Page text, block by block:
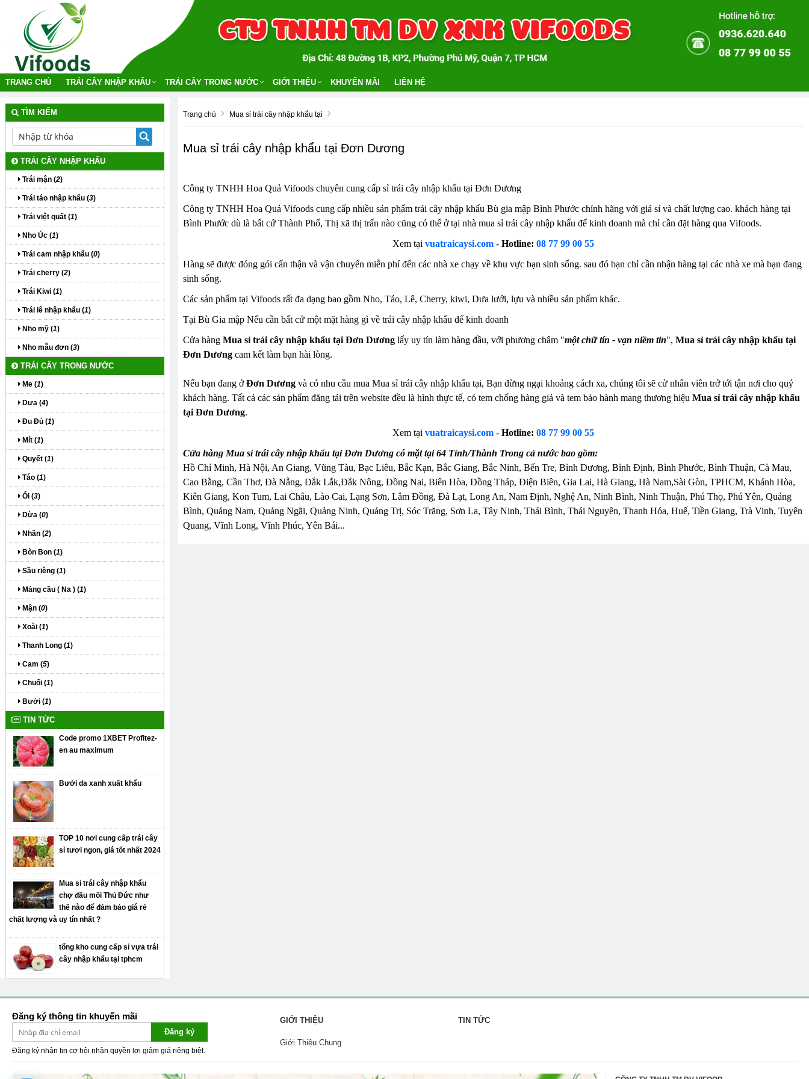
TRANG CHỦ TRÁI CÂY NHẬP KHẨU TRÁI CÂY TRONG NƯỚC GIỚI THIỆU KHUYẾN MÃI LIÊN HỆ
Trang chủ Mua sỉ trái cây nhập khẩu tại
Mua sỉ trái cây nhập khẩu tại Đơn Dương
Công ty TNHH Hoa Quả Vifoods chuyên cung cấp sỉ trái cây nhập khẩu tại Đơn Dương
Công ty TNHH Hoa Quả Vifoods cung cấp nhiều sản phẩm trái cây nhập khẩu Bù gia mập Bình Phước chính hãng với giá sỉ và chất lượng cao. khách hàng tại
Bình Phước dù là bất cứ Thành Phố, Thị xã thị trấn nào cũng có thể ở tại nhà mua sỉ trái cây nhập khẩu để kinh doanh mà chỉ cần đặt hàng qua Vifoods.
Xem tạivuatraicaysi.com -Hotline:08 77 99 00 55
Hàng sẽ được đóng gói cẩn thận và vận chuyển miễn phí đến các nhà xe chạy về khu vực bạn sinh sống. sau đó bạn chỉ cần nhận hàng tại các nhà xe mà bạn đang
sinh sống.
Các sản phẩm tại Vifoods rất đa dạng bao gồm Nho, Táo, Lê, Cherry, kiwi, Dưa lưới, lựu và nhiều sản phẩm khác.
Tại Bù Gia mập Nếu cần bất cứ một mặt hàng gì về trái cây nhập khẩu để kinh doanh
Cửa hàng Mua sỉ trái cây nhập khẩu tại Đơn Dươnglấy uy tín làm hàng đầu, với phương châm "một chữ tín - vạn niềm tin", Mua sỉ trái cây nhập khẩu tại
Đơn Dươngcam kết làm bạn hài lòng.
Nếu bạn đang ởĐơn Dươngvà có nhu cầu mua Mua sỉ trái cây nhập khẩu tại, Bạn đừng ngại khoảng cách xa, chúng tôi sẽ cử nhân viên trở tới tận nơi cho quý
khách hàng. Tất cả các sản phẩm đăng tải trên website đều là hình thực tế, có tem chống hàng giả và tem bảo hành mang thương hiệu Mua sỉ trái cây nhập khẩu
tại Đơn Dương.
Xem tạivuatraicaysi.com -Hotline:08 77 99 00 55
Cửa hàng Mua sỉ trái cây nhập khẩu tại Đơn Dương có mặt tại 64 Tỉnh/Thành Trong cả nước bao gồm:
Hồ Chí Minh, Hà Nội, An Giang, Vũng Tàu, Bạc Liêu, Bắc Kạn, Bắc Giang, Bắc Ninh, Bến Tre, Bình Dương, Bình Định, Bình Phước, Bình Thuận, Cà Mau,
Cao Bằng, Cần Thơ, Đà Nẵng, Đắk Lắk,Đắk Nông, Đồng Nai, Biên Hòa, Đồng Tháp, Điện Biên, Gia Lai, Hà Giang, Hà Nam,Sài Gòn, TPHCM, Khánh Hòa,
Kiên Giang, Kon Tum, Lai Châu, Lào Cai, Lạng Sơn, Lâm Đồng, Đà Lạt, Long An, Nam Định, Nghệ An, Ninh Bình, Ninh Thuận, Phú Thọ, Phú Yên, Quảng
Bình, Quảng Nam, Quảng Ngãi, Quảng Ninh, Quảng Trị, Sóc Trăng, Sơn La, Tây Ninh, Thái Bình, Thái Nguyên, Thanh Hóa, Huế, Tiền Giang, Trà Vinh, Tuyên
Quang, Vĩnh Long, Vĩnh Phúc, Yên Bái...
TÌM KIẾM
TRÁI CÂY NHẬP KHẨU
Trái mận (2)
Trái táo nhập khẩu (3)
Trái việt quất (1)
Nho Úc (1)
Trái cam nhập khẩu (0)
Trái cherry (2)
Trái Kiwi (1)
Trái lê nhập khẩu (1)
Nho mỹ (1)
Nho mẫu đơn (3)
TRÁI CÂY TRONG NƯỚC
Me (1)
Dưa (4)
Đu Đủ (1)
Mít (1)
Quyết (1)
Táo (1)
Ổi (3)
Dừa (0)
Nhãn (2)
Bòn Bon (1)
Sầu riêng (1)
Mảng cầu ( Na ) (1)
Mận (0)
Xoài (1)
Thanh Long (1)
Cam (5)
Chuối (1)
Bưởi (1)
TIN TỨC
Code promo 1XBET Profitez-
en au maximum
Bưởi da xanh xuất khẩu
TOP 10 nơi cung cấp trái cây
sỉ tươi ngon, giá tốt nhất 2024
Mua sỉ trái cây nhập khẩu
chợ đầu mối Thủ Đức như
thế nào để đảm bảo giá rẻ
chất lượng và uy tín nhất ?
tổng kho cung cấp sỉ vựa trái
cây nhập khẩu tại tphcm
Đăng ký thông tin khuyến mãi
Đăng ký
Đăng ký nhận tin cơ hội nhận quyền lợi giảm giá riêng biệt.
GIỚI THIỆU
Giới Thiệu Chung
TIN TỨC